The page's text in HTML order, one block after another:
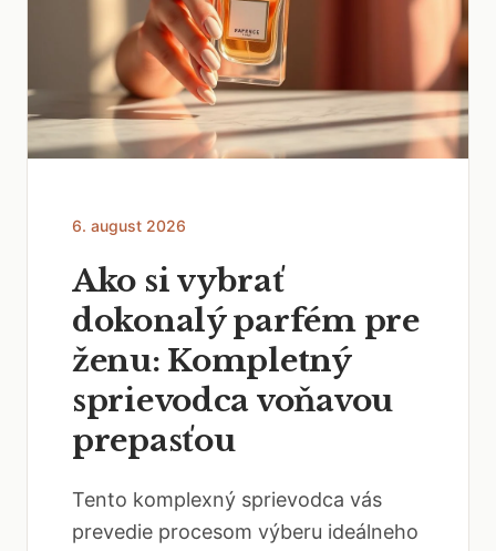
6. august 2026
Ako si vybrať
dokonalý parfém pre
ženu: Kompletný
sprievodca voňavou
prepasťou
Tento komplexný sprievodca vás
prevedie procesom výberu ideálneho